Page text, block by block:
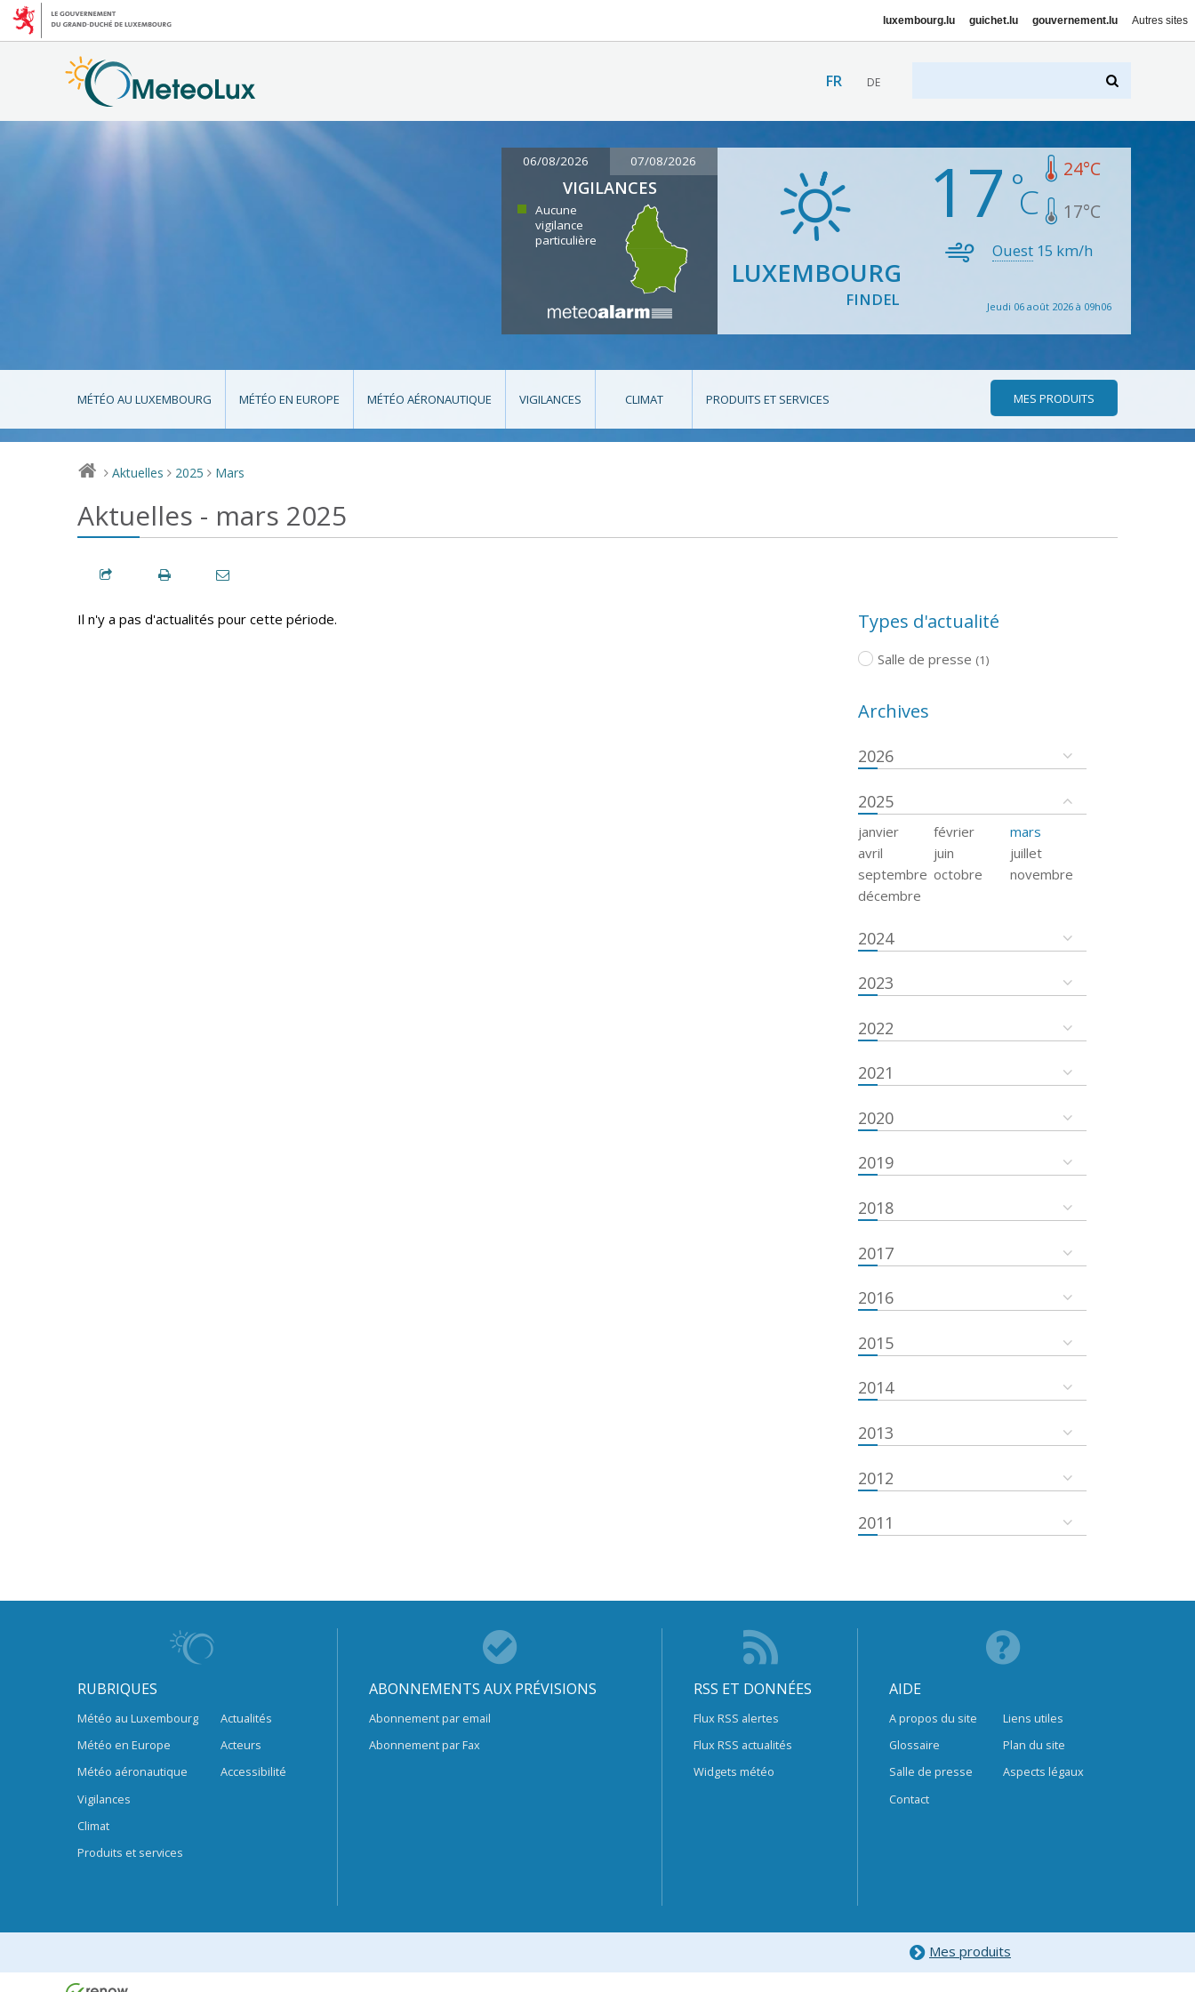
luxembourg.lu guichet.lu gouvernement.lu Autres sites
FR DE
06/08/2026 07/08/2026
VIGILANCES
Aucune
vigilance
particulière
LUXEMBOURG
FINDEL
17 24°C
17°C
Ouest 15 km/h
Jeudi 06 août 2026 à 09h06
MÉTÉO AU LUXEMBOURG MÉTÉO EN EUROPE MÉTÉO AÉRONAUTIQUE VIGILANCES CLIMAT PRODUITS ET SERVICES MES PRODUITS
> Aktuelles > 2025 > Mars
Aktuelles - mars 2025
Il n'y a pas d'actualités pour cette période. Types d'actualité
Salle de presse (1)
Archives
2026
2025
janvier février
mars
avril
juin
juillet
septembre octobre
novembre
décembre
2024
2023
2022
2021
2020
2019
2018
2017
2016
2015
2014
2013
2012
2011
RUBRIQUES
Météo au Luxembourg
Météo en Europe
Météo aéronautique
Vigilances
Climat
Produits et services
Actualités
Acteurs
Accessibilité
ABONNEMENTS AUX PRÉVISIONS
Abonnement par email
Abonnement par Fax
RSS ET DONNÉES
Flux RSS alertes
Flux RSS actualités
Widgets météo
AIDE
A propos du site
Glossaire
Salle de presse
Contact
Liens utiles
Plan du site
Aspects légaux
Mes produits